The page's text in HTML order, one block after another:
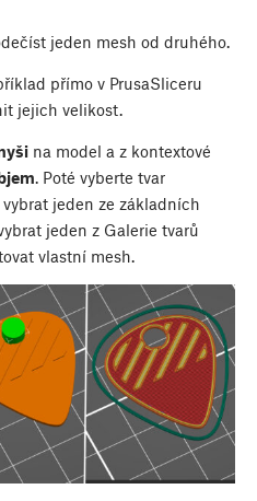
jeden mesh od druhého.
přímo v PrusaSliceru
jejich velikost.
na model a z kontextové
. Poté vyberte tvar
jeden ze základních
jeden z Galerie tvarů
vlastní mesh.